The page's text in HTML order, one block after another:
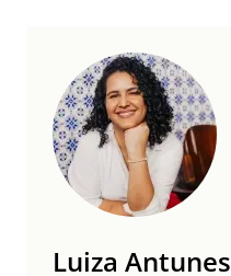
Luiza Antunes